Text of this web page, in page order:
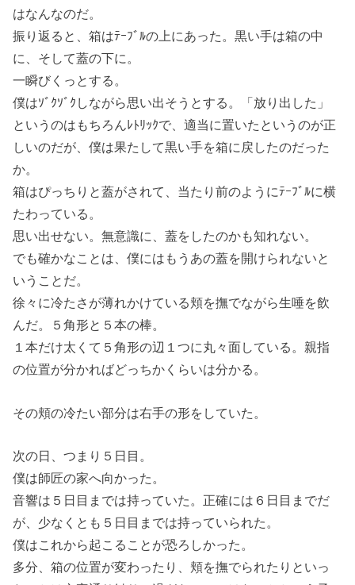
はなんなのだ。
振り返ると、箱はﾃｰﾌﾞﾙの上にあった。黒い手は箱の中
に、そして蓋の下に。
一瞬びくっとする。
僕はｿﾞｸｿﾞｸしながら思い出そうとする。「放り出した」
というのはもちろんﾚﾄﾘｯｸで、適当に置いたというのが正
しいのだが、僕は果たして黒い手を箱に戻したのだった
か。
箱はぴっちりと蓋がされて、当たり前のようにﾃｰﾌﾞﾙに横
たわっている。
思い出せない。無意識に、蓋をしたのかも知れない。
でも確かなことは、僕にはもうあの蓋を開けられないと
いうことだ。
徐々に冷たさが薄れかけている頬を撫でながら生唾を飲
んだ。５角形と５本の棒。
１本だけ太くて５角形の辺１つに丸々面している。親指
の位置が分かればどっちかくらいは分かる。
その頬の冷たい部分は右手の形をしていた。
次の日、つまり５日目。
僕は師匠の家へ向かった。
音響は５日目までは持っていた。正確には６日目までだ
が、少なくとも５日目までは持っていられた。
僕はこれから起こることが恐ろしかった。
多分、箱の位置が変わったり、頬を撫でられたりといっ